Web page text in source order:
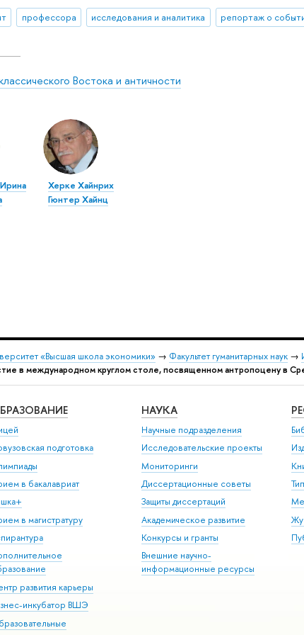
профессора исследования и аналитика репортаж о
Востока и античности
Херке Хайнрих
Гюнтер Хайнц
«Высшая школа экономики» → Факультет гуманитарных наук →
в международном круглом столе, посвященном антропоцену в
подготовка
в бакалавриат
в магистратуру
развития карьеры
инкубатор ВШЭ
НАУКА
Научные подразделения
Исследовательские проекты
Мониторинги
Диссертационные советы
Защиты диссертаций
Академическое развитие
Конкурсы и гранты
Внешние научно-
информационные ресурсы